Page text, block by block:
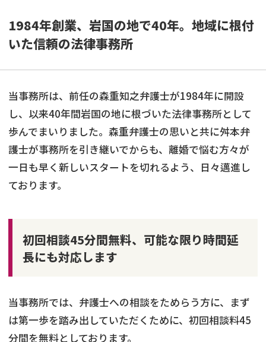
1984年創業、岩国の地で40年。地域に根付
いた信頼の法律事務所
当事務所は、前任の森重知之弁護士が1984年に開設
し、以来40年間岩国の地に根づいた法律事務所として
歩んでまいりました。森重弁護士の思いと共に舛本弁
護士が事務所を引き継いでからも、離婚で悩む方々が
一日も早く新しいスタートを切れるよう、日々邁進し
ております。
初回相談45分間無料、可能な限り時間延
長にも対応します
当事務所では、弁護士への相談をためらう方に、まず
は第一歩を踏み出していただくために、初回相談料45
分間を無料としております。